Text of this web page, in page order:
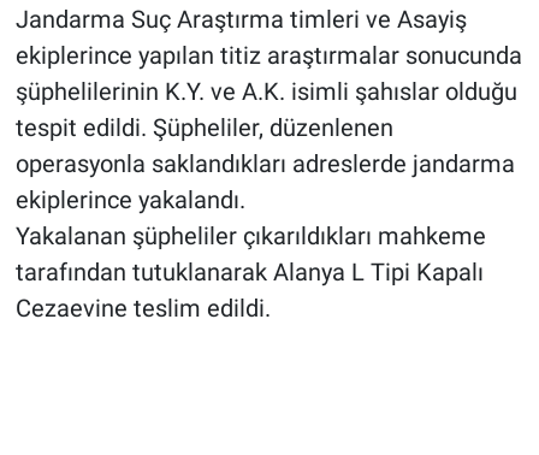
Jandarma Suç Araştırma timleri ve Asayiş
ekiplerince yapılan titiz araştırmalar sonucunda
şüphelilerinin K.Y. ve A.K. isimli şahıslar olduğu
tespit edildi. Şüpheliler, düzenlenen
operasyonla saklandıkları adreslerde jandarma
ekiplerince yakalandı.
Yakalanan şüpheliler çıkarıldıkları mahkeme
tarafından tutuklanarak Alanya L Tipi Kapalı
Cezaevine teslim edildi.